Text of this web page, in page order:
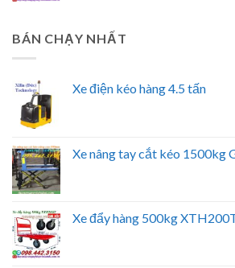
BÁN CHẠY NHẤT
Xe điện kéo hàng 4.5 tấn
Xe nâng tay cắt kéo 1500kg
Xe đẩy hàng 500kg